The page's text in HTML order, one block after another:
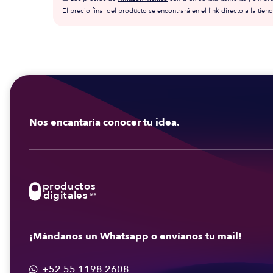
El precio final del producto se encontrará en el link directo a la
Nos encantaría conocer tu idea.
productos
digitales MX
¡Mándanos un Whatsapp o envíanos tu mail!
 +52 55 1198 2608